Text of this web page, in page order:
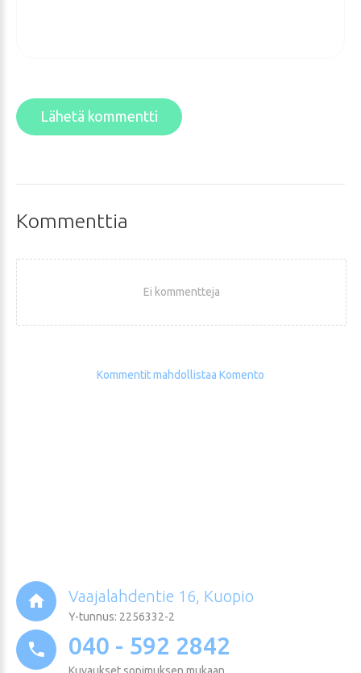
Lähetä kommentti
Kommenttia
Ei kommentteja
Kommentit mahdollistaa Komento
Vaajalahdentie 16, Kuopio
Y-tunnus: 2256332-2
040 - 592 2842